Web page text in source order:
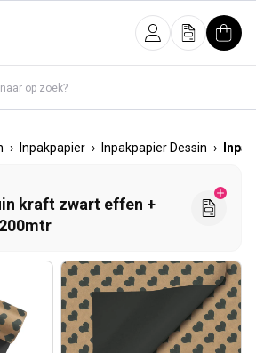
InloggenOfferte
› Inpakpapier › Inpakpapier Dessin ›
kraft zwart effen +